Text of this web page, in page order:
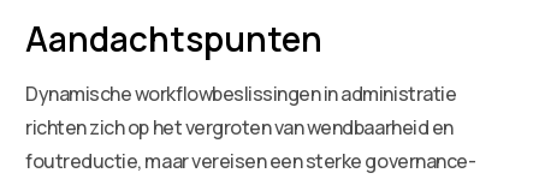
Aandachtspunten
Dynamische workflowbeslissingen in administratie
richten zich op het vergroten van wendbaarheid en
foutreductie, maar vereisen een sterke governance-